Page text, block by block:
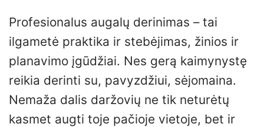
Profesionalus augalų derinimas – tai
ilgametė praktika ir stebėjimas, žinios ir
planavimo įgūdžiai. Nes gerą kaimynystę
reikia derinti su, pavyzdžiui, sėjomaina.
Nemaža dalis daržovių ne tik neturėtų
kasmet augti toje pačioje vietoje, bet ir